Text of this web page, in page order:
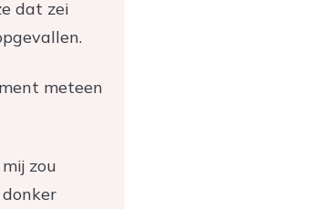
dat zei
meteen
zou